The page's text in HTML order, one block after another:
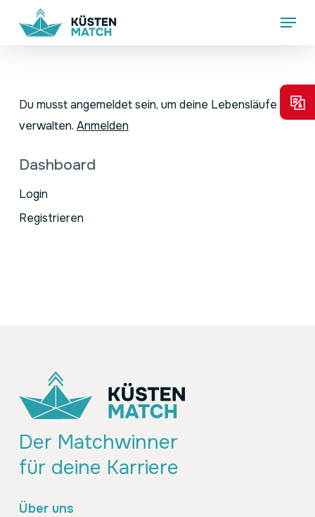
Menu
Du musst angemeldet sein, um deine Lebensläufe zu
verwalten. Anmelden
Dashboard
Login
Registrieren
Der Matchwinner
für deine Karriere
Über uns